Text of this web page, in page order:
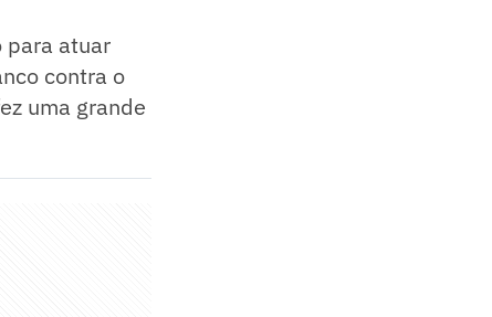
para atuar
contra o
uma grande